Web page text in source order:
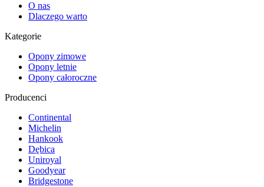
O nas
Dlaczego warto
Kategorie
Opony zimowe
Opony letnie
Opony całoroczne
Producenci
Continental
Michelin
Hankook
Dębica
Uniroyal
Goodyear
Bridgestone